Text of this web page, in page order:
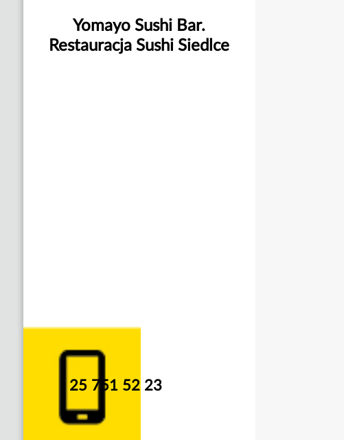
Yomayo Sushi Bar.
Restauracja Sushi Siedlce
25 751 52 23